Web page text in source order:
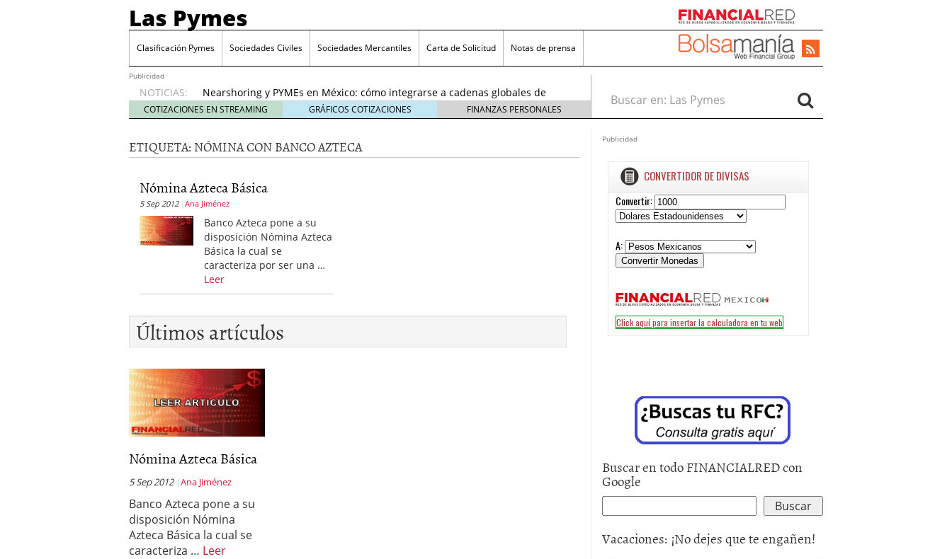
Las Pymes
Clasificación Pymes Sociedades Civiles Sociedades Mercantiles Carta de Solicitud Notas de prensa
Publicidad
NOTICIAS:
Retos de las PYMES Mexicanas rumbo al Mundial 2026: cómo prepararse
para la demanda de consumidores 6 enero, 2026
Turismo y PYMEs: qué segmentos están creciendo y cómo aprovechar la
Nearshoring y PYMEs en México: cómo integrarse a cadenas globales de
suministro 21 enero, 2026
El impacto del entorno económico 2026 en las pequeñas y medianas
Proveedores de Pemex en crisis: despidos y pérdidas en miles de PYMEs
Retos de las PYMES Mexicanas rumbo al Mundial 2026: cómo prepararse
para la demanda de consumidores
Turismo y PYMEs: qué segmentos están creciendo y cómo aprovechar la
demanda 26 enero, 2026
COTIZACIONES EN STREAMING GRÁFICOS COTIZACIONES FINANZAS PERSONALES
Buscar en:
ETIQUETA: NÓMINA CON BANCO AZTECA
Nómina Azteca Básica
5 Sep 2012 Ana Jiménez
Banco Azteca pone a su
disposición Nómina Azteca
Básica la cual se
caracteriza por ser una …
Leer
Últimos artículos
Nómina Azteca Básica
5 Sep 2012 Ana Jiménez
Banco Azteca pone a su
disposición Nómina
Azteca Básica la cual se
caracteriza … Leer
Publicidad
Buscar en todo FINANCIALRED con
Google
Vacaciones: ¡No dejes que te engañen!